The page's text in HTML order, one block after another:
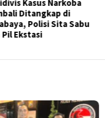
Kasus Narkoba
Ditangkap di
Polisi Sita Sabu
Ekstasi